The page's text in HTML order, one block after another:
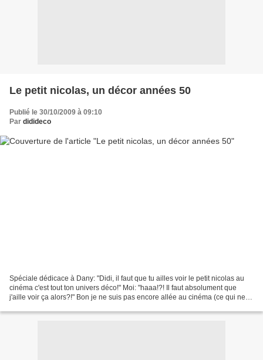
Le petit nicolas, un décor années 50
Publié le 30/10/2009 à 09:10
Par didideco
Spéciale dédicace à Dany: "Didi, il faut que tu ailles voir le petit nicolas au
cinéma c'est tout ton univers déco!" Moi: "haaa!?! Il faut absolument que
j'aille voir ça alors?!" Bon je ne suis pas encore allée au cinéma (ce qui ne